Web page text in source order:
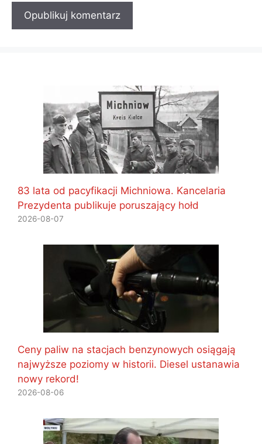
83 lata od pacyfikacji Michniowa. Kancelaria
Prezydenta publikuje poruszający hołd
2026-08-07
Ceny paliw na stacjach benzynowych osiągają
najwyższe poziomy w historii. Diesel ustanawia
nowy rekord!
2026-08-06